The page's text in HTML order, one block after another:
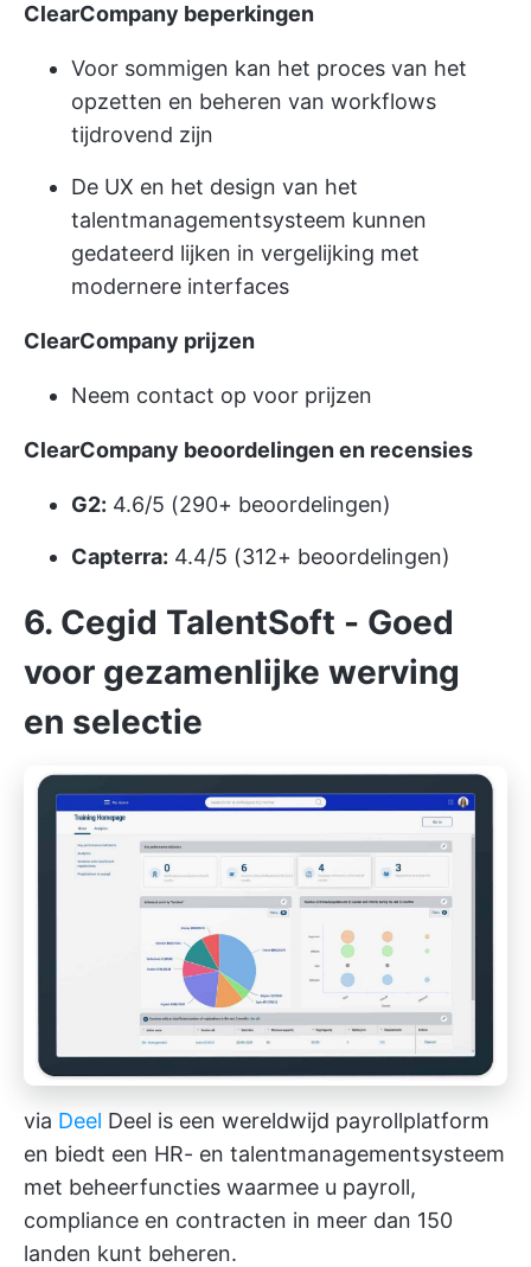
ClearCompany beperkingen
Voor sommigen kan het proces van het
opzetten en beheren van workflows
tijdrovend zijn
De UX en het design van het
talentmanagementsysteem kunnen
gedateerd lijken in vergelijking met
modernere interfaces
ClearCompany prijzen
Neem contact op voor prijzen
ClearCompany beoordelingen en recensies
G2: 4.6/5 (290+ beoordelingen)
Capterra: 4.4/5 (312+ beoordelingen)
6. Cegid TalentSoft - Goed
voor gezamenlijke werving
en selectie
via Deel Deel is een wereldwijd payrollplatform
en biedt een HR- en talentmanagementsysteem
met beheerfuncties waarmee u payroll,
compliance en contracten in meer dan 150
landen kunt beheren.